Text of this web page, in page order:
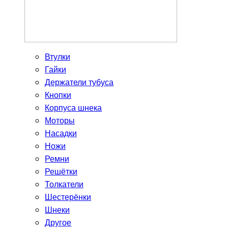
Втулки
Гайки
Держатели тубуса
Кнопки
Корпуса шнека
Моторы
Насадки
Ножи
Ремни
Решётки
Толкатели
Шестерёнки
Шнеки
Другое